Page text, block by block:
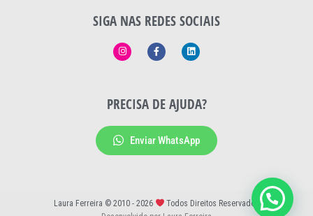
SIGA NAS REDES SOCIAIS
PRECISA DE AJUDA?
Enviar WhatsApp
Laura Ferreira © 2010 - 2026
Todos Direitos Reservados